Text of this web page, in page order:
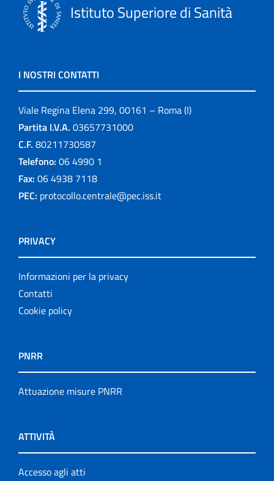
Istituto Superiore di Sanità
I NOSTRI CONTATTI
Viale Regina Elena 299, 00161 – Roma (I)
Partita I.V.A. 03657731000
C.F. 80211730587
Telefono: 06 4990 1
Fax: 06 4938 7118
PEC: protocollo.centrale@pec.iss.it
PRIVACY
Informazioni per la privacy
Contatti
Cookie policy
PNRR
Attuazione misure PNRR
ATTIVITÀ
Accesso agli atti